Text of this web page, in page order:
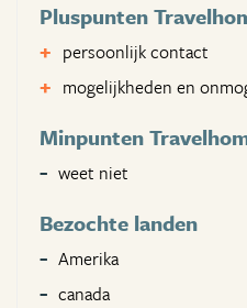
Pluspunten
persoonlijk contact
mogelijkheden en
Minpunten
weet niet
Bezochte landen
Amerika
canada